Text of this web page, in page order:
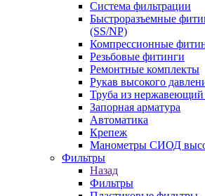
Система фильтрации
Быстроразъемные
(SS/NP)
Компрессионные
Резьбовые фитинги
Ремонтные комплекты
Рукав высокого
Труба из
Запорная арматура
Автоматика
Крепеж
Манометры СИОД
Фильтры
Назад
Фильтры